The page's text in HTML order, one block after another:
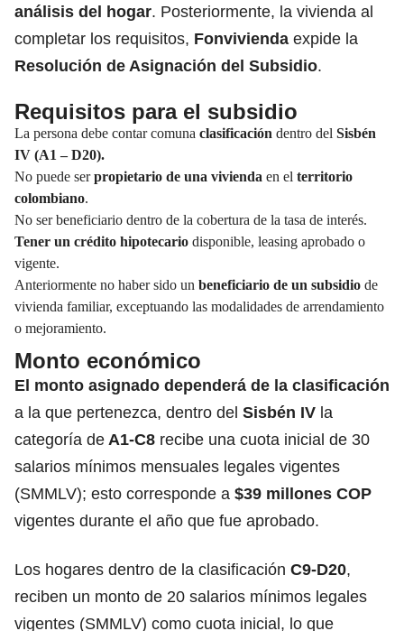
análisis del hogar. Posteriormente, la vivienda al
completar los requisitos, Fonvivienda expide la
Resolución de Asignación del Subsidio.
Requisitos para el subsidio
La persona debe contar comuna clasificación dentro del Sisbén
IV (A1 – D20).
No puede serpropietario de una vivienda en el territorio
colombiano.
No ser beneficiario dentro de la cobertura de la tasa de interés.
Tener un crédito hipotecario disponible, leasing aprobado o
vigente.
Anteriormente no haber sido un beneficiario de un subsidio de
vivienda familiar, exceptuando las modalidades de arrendamiento
o mejoramiento.
Monto económico
El monto asignado dependerá de la clasificación
a la que pertenezca, dentro del Sisbén IV la
categoría de A1-C8 recibe una cuota inicial de 30
salarios mínimos mensuales legales vigentes
(SMMLV); esto corresponde a $39 millones COP
vigentes durante el año que fue aprobado.
Los hogares dentro de la clasificación C9-D20,
reciben un monto de 20 salarios mínimos legales
vigentes (SMMLV) como cuota inicial, lo que